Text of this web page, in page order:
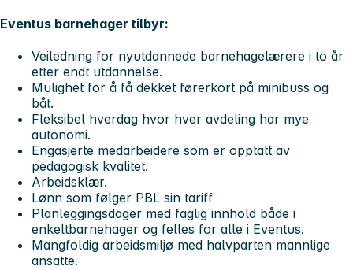
Eventus barnehager tilbyr:
Veiledning for nyutdannede barnehagelærere i to år
etter endt utdannelse.
Mulighet for å få dekket førerkort på minibuss og
båt.
Fleksibel hverdag hvor hver avdeling har mye
autonomi.
Engasjerte medarbeidere som er opptatt av
pedagogisk kvalitet.
Arbeidsklær.
Lønn som følger PBL sin tariff
Planleggingsdager med faglig innhold både i
enkeltbarnehager og felles for alle i Eventus.
Mangfoldig arbeidsmiljø med halvparten mannlige
ansatte.